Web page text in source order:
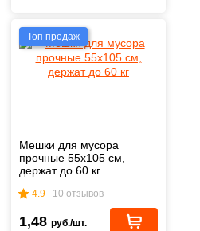
Топ продаж
Мешки для мусора
прочные 55х105 см,
держат до 60 кг
4.9 10 отзывов
1,48 руб./шт.